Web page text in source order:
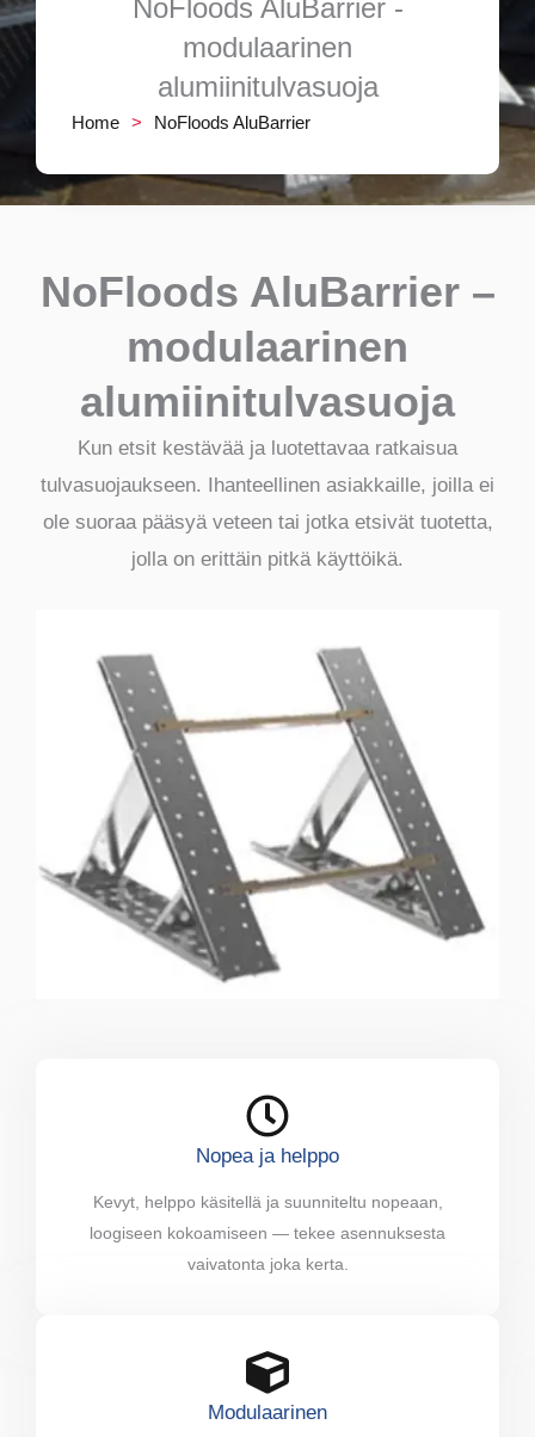
NoFloods AluBarrier -
modulaarinen
alumiinitulvasuoja
Home > NoFloods AluBarrier
NoFloods AluBarrier –
modulaarinen
alumiinitulvasuoja
Kun etsit kestävää ja luotettavaa ratkaisua
tulvasuojaukseen. Ihanteellinen asiakkaille, joilla ei
ole suoraa pääsyä veteen tai jotka etsivät tuotetta,
jolla on erittäin pitkä käyttöikä.
Nopea ja helppo
Kevyt, helppo käsitellä ja suunniteltu nopeaan,
loogiseen kokoamiseen — tekee asennuksesta
vaivatonta joka kerta.
Modulaarinen